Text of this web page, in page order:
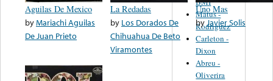
Aguilas De Mexico
byMariachi Aguilas
De Juan Prieto
La Redadas
by Los Dorados De
Chihuahua De Beto
Viramontes
Uno Mas
byJavier Solis
Matus -
Rodriguez
Carleton -
Dixon
Abreu -
Oliverira